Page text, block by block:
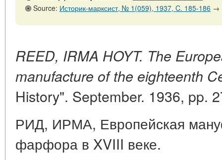
Source: Историк-марксист, № 1(059), 1937, C. 185-186 →
REED, IRMA HOYT. The
manufacture of the eighteenth
History". September. 1936, pp.
РИД, ИРМА, Европейская
фарфора в XVIII веке.